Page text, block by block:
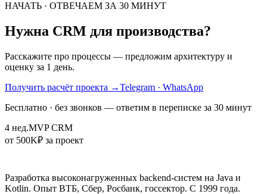
НАЧАТЬ · ОТВЕЧАЕМ ЗА 30 МИНУТ
Нужна CRM для производства?
Расскажите про процессы — предложим архитектуру и
оценку за 1 день.
Получить расчёт проекта →Telegram · WhatsApp
Бесплатно · без звонков — ответим в переписке за 30 минут
4 нед.MVP CRM
от 500K₽ за проект
Разработка высоконагруженных backend-систем на Java и
Kotlin. Опыт ВТБ, Сбер, Росбанк, госсектор. С 1999 года.